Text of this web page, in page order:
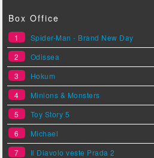
Box Office
1
Spider-Man - Brand New Day
2
Odissea
3
Hokum
4
Minions & Monsters
5
Toy Story 5
6
Michael
7
Il Diavolo veste Prada 2